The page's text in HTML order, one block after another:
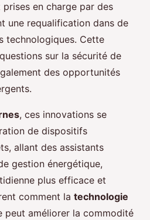
en charge par des
une requalification dans de
technologiques. Cette
sur la sécurité de
des opportunités
, ces innovations se
de dispositifs
allant des assistants
gestion énergétique,
plus efficace et
comment la technologie
peut améliorer la commodité